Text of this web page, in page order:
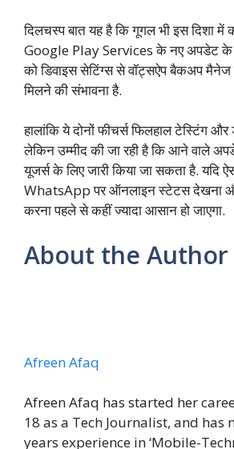
दिलचस्प बात यह है कि गूगल भी इस दिशा में
Google Play Services के नए अपडेट के
को डिवाइस सेटिंग्स से वॉट्सऐप बैकअप
मिलने की संभावना है.
हालांकि ये दोनों फीचर्स फिलहाल टेस्टिंग
लेकिन उम्मीद की जा रही है कि आने वाले
यूजर्स के लिए जारी किया जा सकता है. यदि
WhatsApp पर ऑनलाइन स्टेटस देखना
करना पहले से कहीं ज्यादा आसान हो जाएगा.
About the Author
Afreen Afaq
Afreen Afaq has started her
18 as a Tech Journalist, and has
years experience in ‘Mobile-